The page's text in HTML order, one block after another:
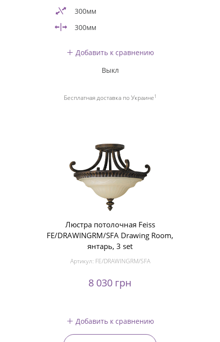
300мм
300мм
Добавить к сравнению
Выкл
Бесплатная доставка по Украине1
Люстра потолочная Feiss
FE/DRAWINGRM/SFA Drawing Room,
янтарь, 3 set
Артикул: FE/DRAWINGRM/SFA
8 030 грн
Добавить к сравнению